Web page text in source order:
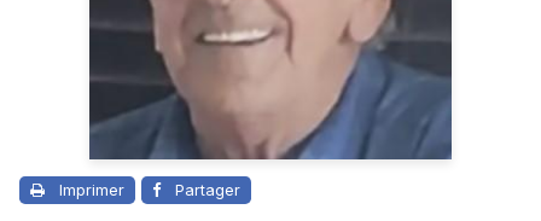
Imprimer Partager